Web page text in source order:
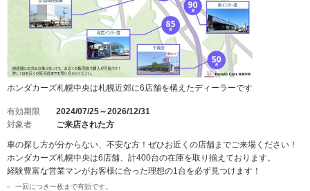
ホンダカーズ札幌中央は札幌近郊に6店舗を構えたディーラーです
有効期限
2024/07/25～2026/12/31
対象者
ご来店された方
車の探し方が分からない、不安な方！ぜひお近くの店舗までご来場ください！
ホンダカーズ札幌中央は6店舗、計400台の在庫を取り揃えております。
経験豊富な営業マンがお客様に合った理想の1台を必ず見つけます！
一回につき一枚まで有効です。